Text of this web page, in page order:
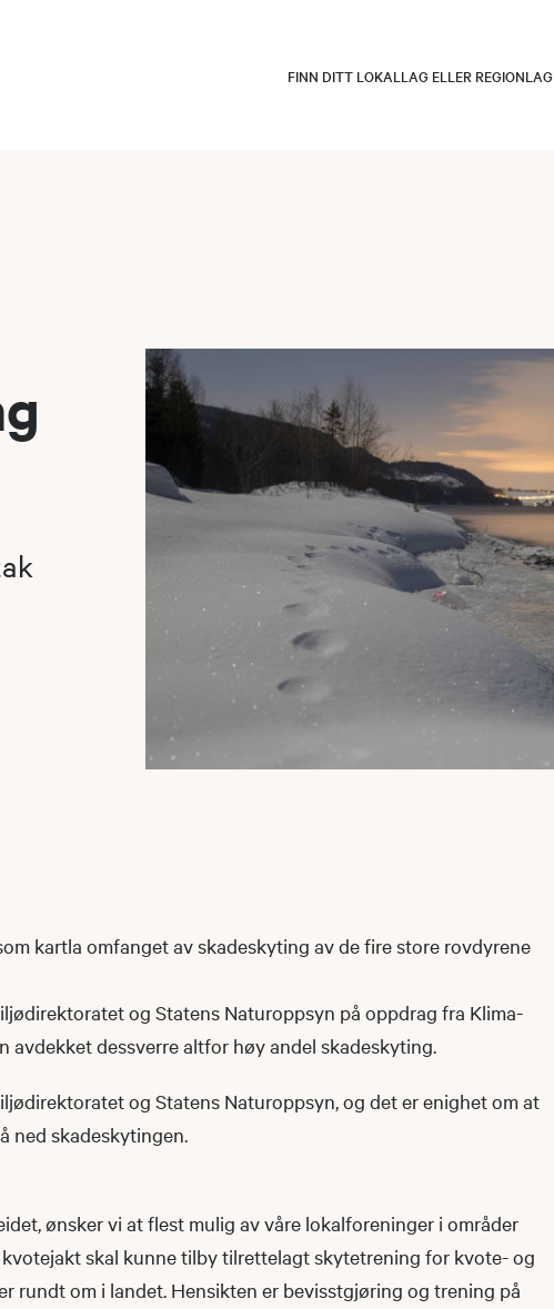
FINN DITT LOKALLAG ELLER REGIONLAG
kartla omfanget av skadeskyting av de fire store rovdyrene
og Statens Naturoppsyn på oppdrag fra Klima-
avdekket dessverre altfor høy andel skadeskyting.
og Statens Naturoppsyn, og det er enighet om at
ned skadeskytingen.
ønsker vi at flest mulig av våre lokalforeninger i områder
skal kunne tilby tilrettelagt skytetrening for kvote- og
rundt om i landet. Hensikten er bevisstgjøring og trening på